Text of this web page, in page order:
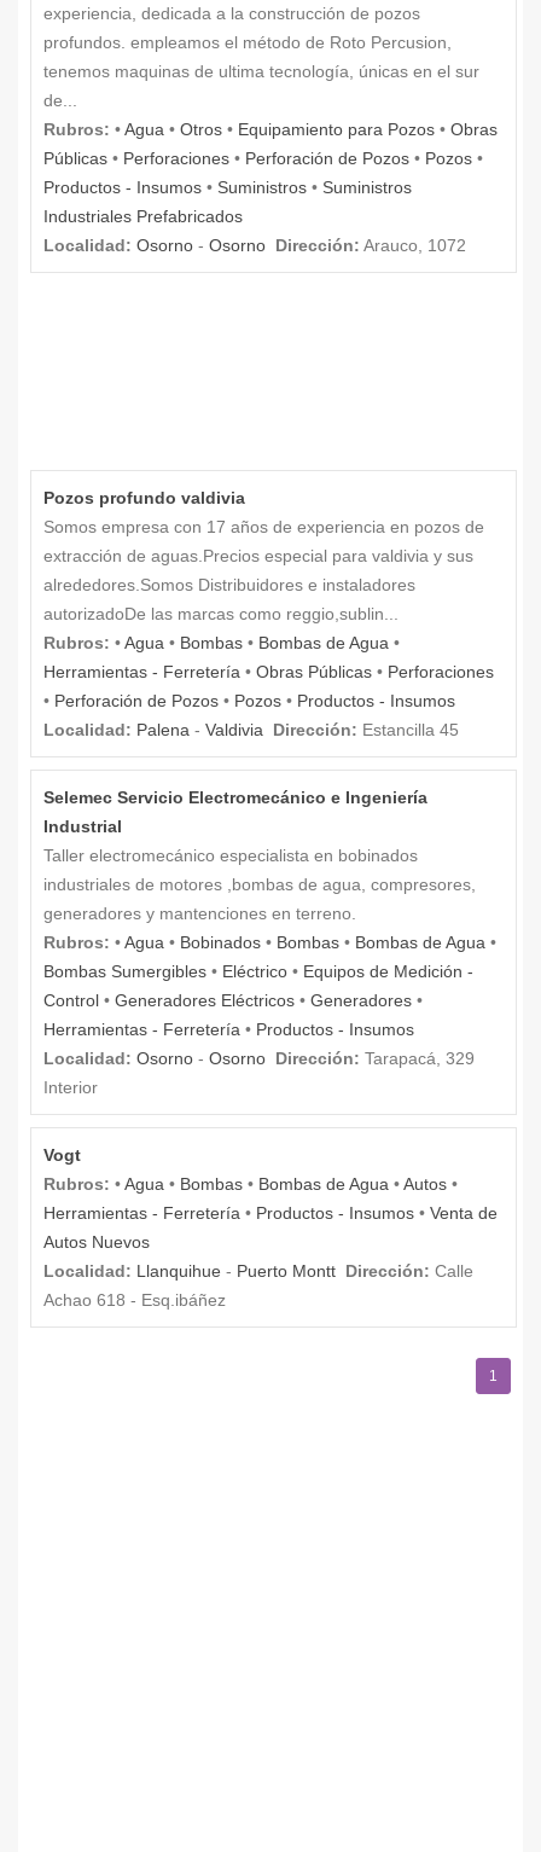
experiencia, dedicada a la construcción de pozos
profundos. empleamos el método de Roto Percusion,
tenemos maquinas de ultima tecnología, únicas en el sur
de...
Rubros: •Agua • Otros • Equipamiento para Pozos • Obras
Públicas • Perforaciones • Perforación de Pozos • Pozos •
Productos - Insumos • Suministros • Suministros
Industriales Prefabricados
Localidad: Osorno - Osorno Dirección: Arauco, 1072
Pozos profundo valdivia
Somos empresa con 17 años de experiencia en pozos de
extracción de aguas.Precios especial para valdivia y sus
alrededores.Somos Distribuidores e instaladores
autorizadoDe las marcas como reggio,sublin...
Rubros: •Agua • Bombas • Bombas de Agua •
Herramientas - Ferretería • Obras Públicas • Perforaciones
• Perforación de Pozos • Pozos • Productos - Insumos
Localidad: Palena - Valdivia Dirección: Estancilla 45
Selemec Servicio Electromecánico e Ingeniería
Industrial
Taller electromecánico especialista en bobinados
industriales de motores ,bombas de agua, compresores,
generadores y mantenciones en terreno.
Rubros: •Agua • Bobinados • Bombas • Bombas de Agua •
Bombas Sumergibles • Eléctrico • Equipos de Medición -
Control • Generadores Eléctricos • Generadores •
Herramientas - Ferretería • Productos - Insumos
Localidad: Osorno - Osorno Dirección: Tarapacá, 329
Interior
Vogt
Rubros: •Agua • Bombas • Bombas de Agua •Autos •
Herramientas - Ferretería • Productos - Insumos • Venta de
Autos Nuevos
Localidad: Llanquihue - Puerto Montt Dirección: Calle
Achao 618 - Esq.ibáñez
1